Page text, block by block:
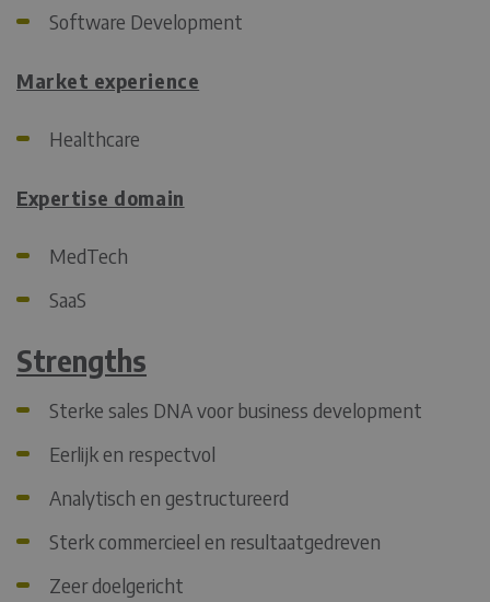
Software Development
Market experience
Healthcare
Expertise domain
MedTech
SaaS
Strengths
Sterke sales DNA voor business development
Eerlijk en respectvol
Analytisch en gestructureerd
Sterk commercieel en resultaatgedreven
Zeer doelgericht